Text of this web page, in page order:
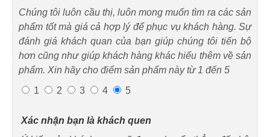
Chúng tôi luôn cầu thị, luôn mong muốn tìm ra các sản
phẩm tốt mà giá cả hợp lý để phục vụ khách hàng. Sự
đánh giá khách quan của bạn giúp chúng tôi tiến bộ
hơn cũng như giúp khách hàng khác hiểu thêm về sản
phẩm. Xin hãy cho điểm sản phẩm này từ 1 đến 5
1
2 3 4 5
Xác nhận bạn là khách quen